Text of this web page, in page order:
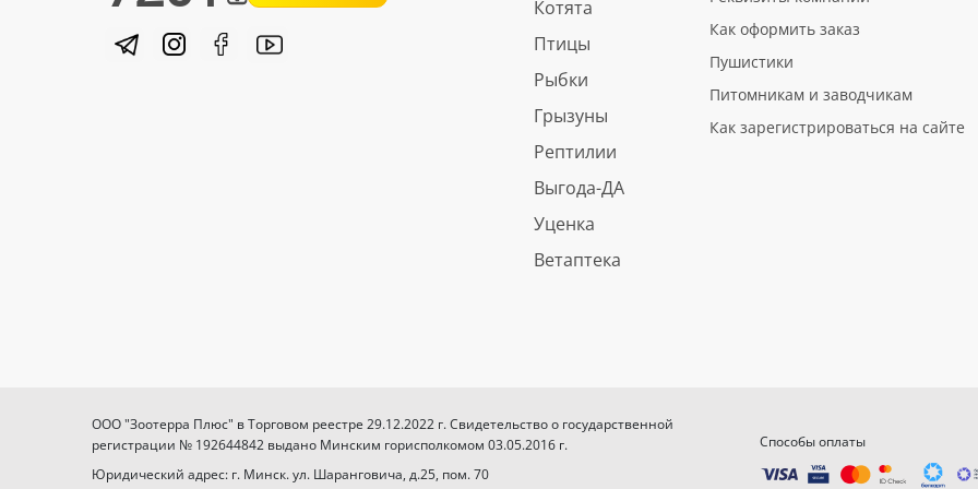
Котята
Птицы
Рыбки
Грызуны
Рептилии
Выгода-ДА
Уценка
Ветаптека
Как оформить заказ
Пушистики
Питомникам и заводчикам
Как зарегистрироваться на сайте
ООО "Зоотерра Плюс" в Торговом реестре 29.12.2022 г. Свидетельство о государственной
регистрации № 192644842 выдано Минским горисполкомом 03.05.2016 г.
Юридический адрес: г. Минск. ул. Шаранговича, д.25, пом. 70
Способы оплаты